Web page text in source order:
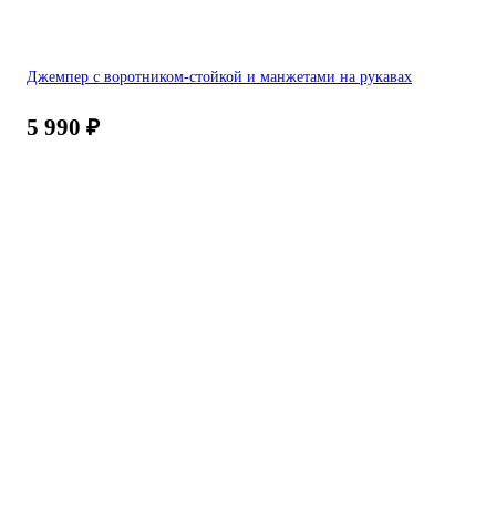
Джемпер с воротником-стойкой и манжетами на рукавах
5 990 ₽